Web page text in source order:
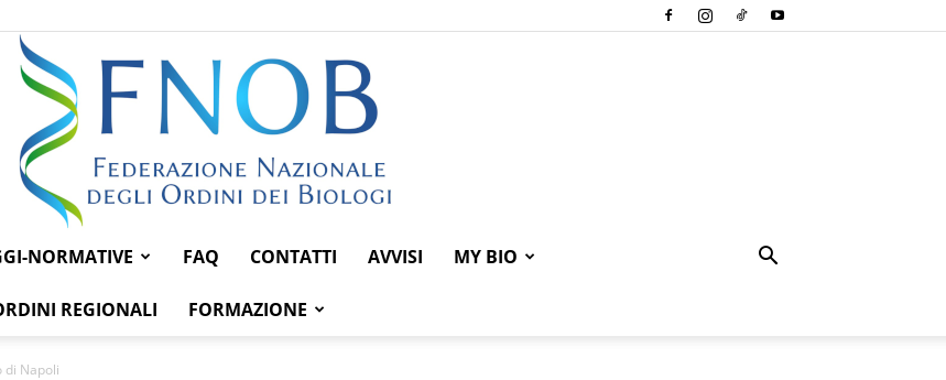
Federazione
NORMATIVE FAQ CONTATTI AVVISI MY BIO
REGIONALI FORMAZIONE
di Napoli